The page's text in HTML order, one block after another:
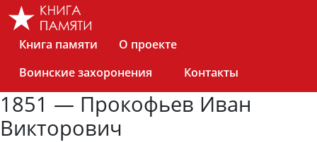
Skip
Книга памяти
О проекте
Воинские захоронения
Контакты
1851 — Прокофьев Иван
Викторович